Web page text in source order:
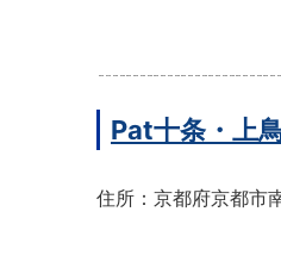
Pat十条・上
住所：京都府京都市